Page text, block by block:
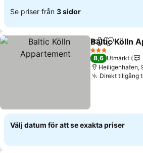
Se priser från 3 sidor
Dela Lägg till i
Baltic Kölln
3 Stjärnor
8,6 Utmärkt
Heiligenhafen,
Direkt tillgång
Välj datum för att se exakta priser